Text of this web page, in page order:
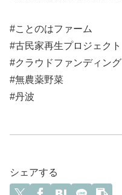
#ことのはファーム
#古民家再生プロジェクト
#クラウドファンディング
#無農薬野菜
#丹波
シェアする